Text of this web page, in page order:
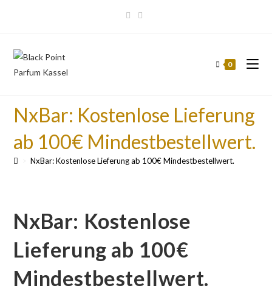
0
NxBar: Kostenlose Lieferung
ab 100€ Mindestbestellwert.
NxBar: Kostenlose Lieferung ab 100€ Mindestbestellwert.
NxBar: Kostenlose
Lieferung ab 100€
Mindestbestellwert.